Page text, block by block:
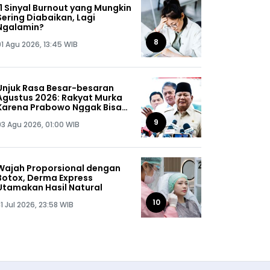
Sinyal Burnout yang Mungkin
Diabaikan, Lagi
Agu 2026, 13:45 WIB 8
Rasa Besar-besaran
2026: Rakyat Murka
Prabowo Nggak Bisa
Agu 2026, 01:00 WIB 9
Proporsional dengan
Derma Express
Hasil Natural
Jul 2026, 23:58 WIB 10